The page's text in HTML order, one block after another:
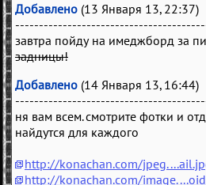
Добавлено (13 Января 13, 22:37)
завтра пойду на имеджборд за
задницы!
Добавлено (14 Января 13, 16:44)
ня вам всем. смотрите фотки и
найдутся для каждого
http://konachan.com/
http://konachan.com/